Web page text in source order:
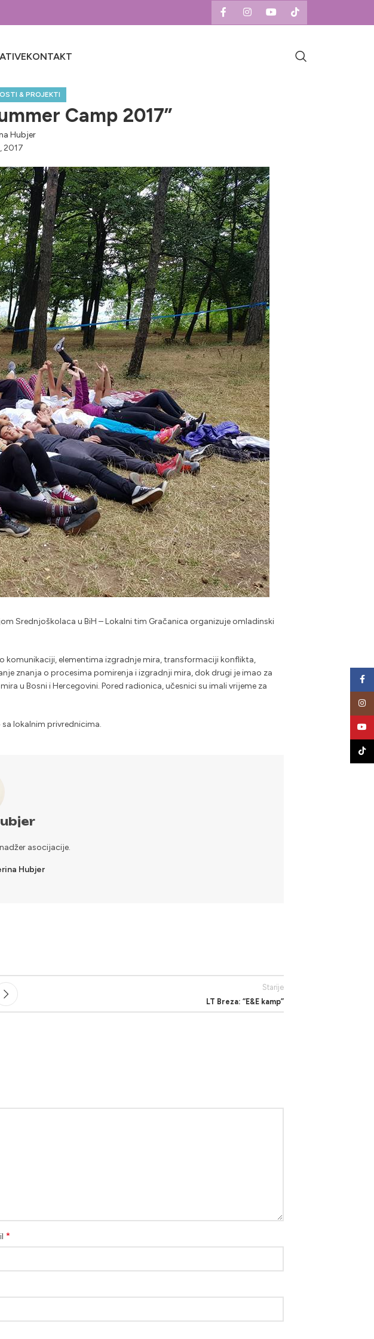
KONTAKT
& PROJEKTI
Camp 2017”
Hubjer
2017
Srednjoškolaca u BiH – Lokalni tim Gračanica organizuje omladinski
komunikaciji, elementima izgradnje mira, transformaciji konflikta,
znanja o procesima pomirenja i izgradnji mira, dok drugi je imao za
u Bosni i Hercegovini. Pored radionica, učesnici su imali vrijeme za
lokalnim privrednicima.
asocijacije.
Hubjer
Starije
LT Breza: “E&E kamp”
*